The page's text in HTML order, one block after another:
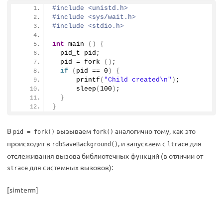
#include <unistd.h>
#include <sys/wait.h>
#include <stdio.h>
int main ()
{
  pid_t pid;
  pid =
fork () ;
if
( pid == 0 )
{
printf ( "Child created\n" ) ;
sleep ( 100 ) ;
}
}
В pid = fork() вызываем fork() аналогично тому, как это
происходит в rdbSaveBackground() , и запускаем с ltrace для
отслеживания вызова библиотечных функций (в отличии от
strace для системных вызовов):
[simterm]